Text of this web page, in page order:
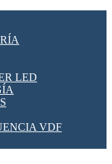
LED
VDF